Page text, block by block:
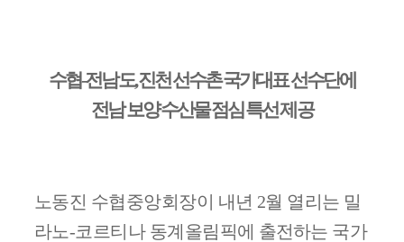
수협-전남도,진천 선수촌 국가대표 선수단에
전남 보양 수산물 점심 특선 제 공
노동진 수협중앙회장이 내년 2월 열리는 밀
라노-코르티나 동계올림픽에 출전하는 국가